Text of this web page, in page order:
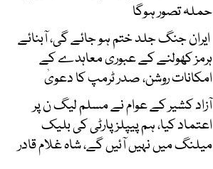
حملہ تصور ہوگا
ایران جنگ جلد ختم ہو جائے گی، آبنائے
ہرمز کھولنے کے عبوری معاہدے کے
امکانات روشن، صدر ٹرمپ کا دعویٰ
آزاد کشیر کے عوام نے مسلم لیگ ن پر
اعتماد کیا، ہم پیپلز پارٹی کی بلیک
میلنگ میں نہیں آئیں گے، شاہ غلام قادر